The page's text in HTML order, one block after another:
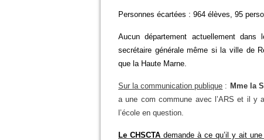
Personnes écartées : 964 élèves, 95
Aucun département actuellement
secrétaire générale même si la ville de
que la Haute Marne.
Sur la communication publique : Mme la
a une com commune avec l’ARS et il y
l’école en question.
Le CHSCTA demande à ce qu’il y ait